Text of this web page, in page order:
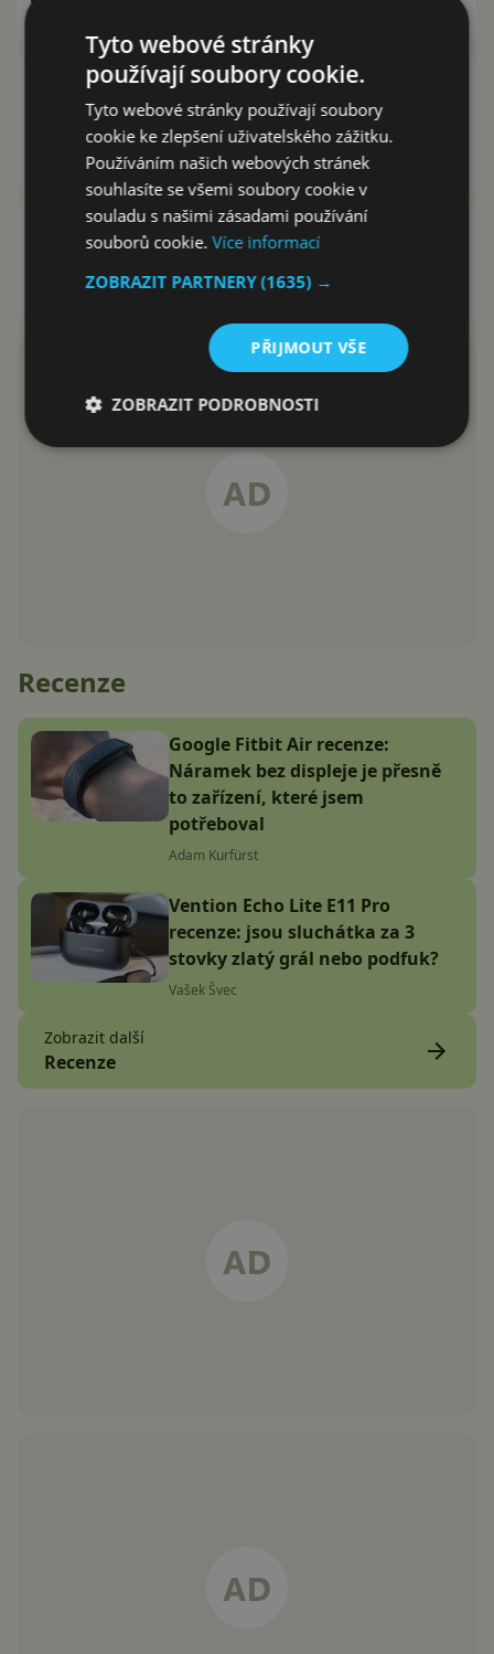
Android roku 2011: jaké telefony
se dostaly do top5 (průběžné
výsledky)?
Petr Mišák19.12.2011
Android roku 2011: hlasování o
nejlepší Android je spuštěno
Petr Mišák1.12.2011
Recenze
Google Fitbit Air recenze:
Náramek bez displeje je přesně
to zařízení, které jsem
potřeboval
Adam Kurfürst
Vention Echo Lite E11 Pro
recenze: jsou sluchátka za 3
stovky zlatý grál nebo podfuk?
Vašek Švec
Zobrazit další
Recenze
Tyto webové stránky
používají soubory cookie.
Tyto webové stránky používají soubory
cookie ke zlepšení uživatelského zážitku.
Používáním našich webových stránek
souhlasíte se všemi soubory cookie v
souladu s našimi zásadami používání
souborů cookie.Více informací
ZOBRAZIT PARTNERY(1635) →
PŘIJMOUT VŠE
ZOBRAZIT PODROBNOSTI